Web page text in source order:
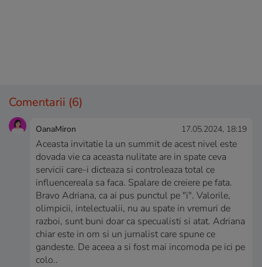
Comentarii (6)
OanaMiron 17.05.2024, 18:19
Aceasta invitatie la un summit de acest nivel este
dovada vie ca aceasta nulitate are in spate ceva
servicii care-i dicteaza si controleaza total ce
influencereala sa faca. Spalare de creiere pe fata.
Bravo Adriana, ca ai pus punctul pe "i". Valorile,
olimpicii, intelectualii, nu au spate in vremuri de
razboi, sunt buni doar ca specualisti si atat. Adriana
chiar este in om si un jurnalist care spune ce
gandeste. De aceea a si fost mai incomoda pe ici pe
colo..